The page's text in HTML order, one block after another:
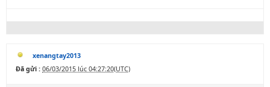
xenangtay2013
Đã gửi : 06/03/2015 lúc 04:27:20(UTC)